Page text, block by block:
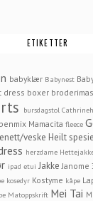
ETIKETTER
babyklær Babynest
dress boxer
bursdagstol
Mamacita fleece
veske Heilt
herzdame
ipad etui Jakke Janome
kosedyr Kostyme kåpe
Matoppskrift Mei Tai